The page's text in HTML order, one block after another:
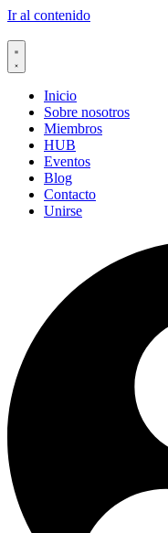
Ir al contenido
Inicio
Sobre nosotros
Miembros
HUB
Eventos
Blog
Contacto
Unirse